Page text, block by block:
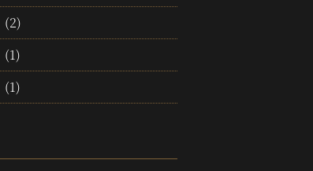
(2)
(1)
(1)